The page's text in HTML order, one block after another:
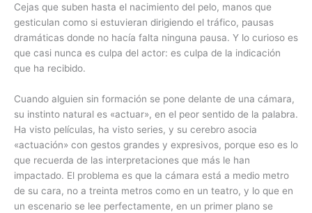
Cejas que suben hasta el nacimiento del pelo, manos que
gesticulan como si estuvieran dirigiendo el tráfico, pausas
dramáticas donde no hacía falta ninguna pausa. Y lo curioso es
que casi nunca es culpa del actor: es culpa de la indicación
que ha recibido.
Cuando alguien sin formación se pone delante de una cámara,
su instinto natural es «actuar», en el peor sentido de la palabra.
Ha visto películas, ha visto series, y su cerebro asocia
«actuación» con gestos grandes y expresivos, porque eso es lo
que recuerda de las interpretaciones que más le han
impactado. El problema es que la cámara está a medio metro
de su cara, no a treinta metros como en un teatro, y lo que en
un escenario se lee perfectamente, en un primer plano se